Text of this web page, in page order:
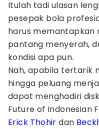
Itulah tadi ulasan
pesepak bola
harus memantapkan
pantang menyerah,
kondisi apa pun.
Nah, apabila tertarik
hingga peluang
dapat menghadiri
Future of Indonesian
Erick Thohir dan